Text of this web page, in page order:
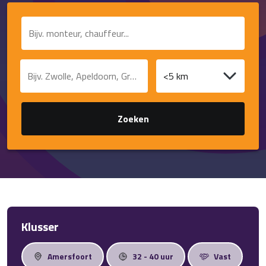
Contact
Zoeken
Klusser
Amersfoort 32 - 40 uur Vast